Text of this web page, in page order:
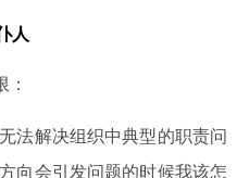
人
法解决组织中典型的职责问
向会引发问题的时候我该怎